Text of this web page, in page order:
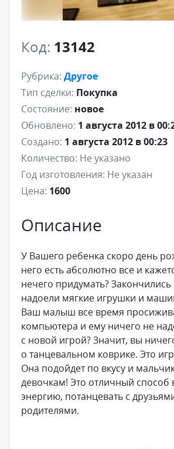
Код: 13142
Рубрика: Другое
Тип сделки: Покупка
Состояние: новое
Обновлено: 1 августа 2012 в
Создано: 1 августа 2012 в 00:23
Количество: Не указано
Год изготовления: Не указан
Цена: 1600
Описание
У Вашего ребенка скоро день
него есть абсолютно все и
нечего придумать?
надоели мягкие игрушки и
Ваш малыш все время
компьютера и ему ничего не
с новой игрой? Значит, вы
о танцевальном коврике. Это
Она подойдет по вкусу и
девочкам! Это отличный способ
энергию, потанцевать с
родителями.